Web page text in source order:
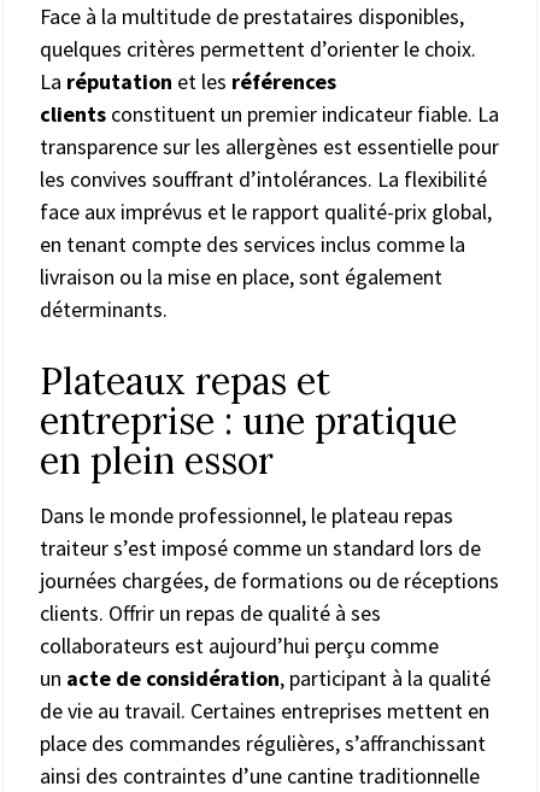
Face à la multitude de prestataires disponibles,
quelques critères permettent d’orienter le choix.
La réputation et les références
clients constituent un premier indicateur fiable. La
transparence sur les allergènes est essentielle pour
les convives souffrant d’intolérances. La flexibilité
face aux imprévus et le rapport qualité-prix global,
en tenant compte des services inclus comme la
livraison ou la mise en place, sont également
déterminants.
Plateaux repas et
entreprise : une pratique
en plein essor
Dans le monde professionnel, le plateau repas
traiteur s’est imposé comme un standard lors de
journées chargées, de formations ou de réceptions
clients. Offrir un repas de qualité à ses
collaborateurs est aujourd’hui perçu comme
un acte de considération, participant à la qualité
de vie au travail. Certaines entreprises mettent en
place des commandes régulières, s’affranchissant
ainsi des contraintes d’une cantine traditionnelle